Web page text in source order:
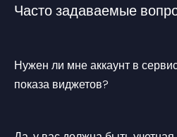
Часто задаваемые
Нужен ли мне аккаунт в
показа виджетов?